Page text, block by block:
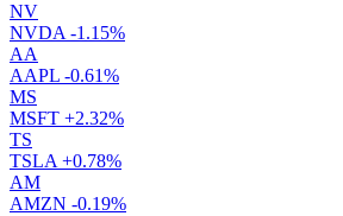
NV
NVDA -1.15%
AA
AAPL -0.61%
MS
MSFT +2.32%
TS
TSLA +0.78%
AM
AMZN -0.19%